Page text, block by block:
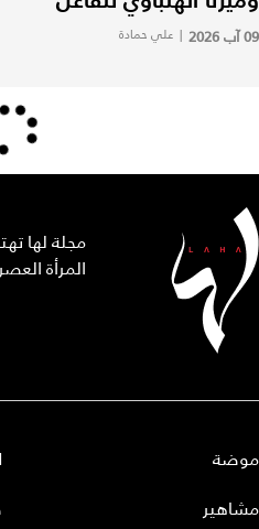
09 آب 2026 | علي حمادة
مجلة لها
المرأة
موضة
مشاهير